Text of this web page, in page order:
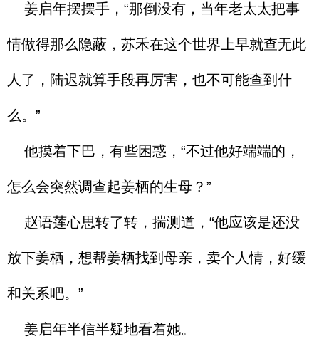
姜启年摆摆手，“那倒没有，当年老太太把事
情做得那么隐蔽，苏禾在这个世界上早就查无此
人了，陆迟就算手段再厉害，也不可能查到什
么。”
他摸着下巴，有些困惑，“不过他好端端的，
怎么会突然调查起姜栖的生母？”
赵语莲心思转了转，揣测道，“他应该是还没
放下姜栖，想帮姜栖找到母亲，卖个人情，好缓
和关系吧。”
姜启年半信半疑地看着她。